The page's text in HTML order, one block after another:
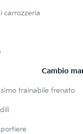
carrozzeria
Cambio
trainabile frenato